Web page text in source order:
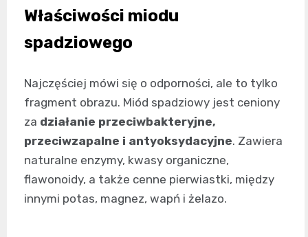
Właściwości miodu
spadziowego
Najczęściej mówi się o odporności, ale to tylko
fragment obrazu. Miód spadziowy jest ceniony
za działanie przeciwbakteryjne,
przeciwzapalne i antyoksydacyjne. Zawiera
naturalne enzymy, kwasy organiczne,
flawonoidy, a także cenne pierwiastki, między
innymi potas, magnez, wapń i żelazo.